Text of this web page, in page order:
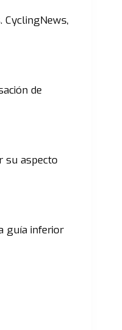
de
su aspecto
guía inferior